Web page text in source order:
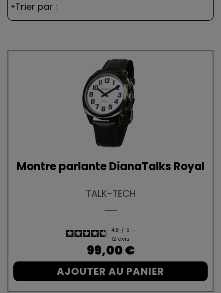
Trier par :
Montre parlante DianaTalks Royal
TALK-TECH
4.8 / 5 -
12 avis
Prix
99,00 €
AJOUTER AU PANIER